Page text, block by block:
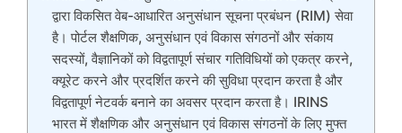
द्वारा विकसित वेब-आधारित अनुसंधान सूचना प्रबंधन (RIM) सेवा
है। पोर्टल शैक्षणिक, अनुसंधान एवं विकास संगठनों और संकाय
सदस्यों, वैज्ञानिकों को विद्वतापूर्ण संचार गतिविधियों को एकत्र करने,
क्यूरेट करने और प्रदर्शित करने की सुविधा प्रदान करता है और
विद्वतापूर्ण नेटवर्क बनाने का अवसर प्रदान करता है। IRINS
भारत में शैक्षणिक और अनुसंधान एवं विकास संगठनों के लिए मुफ्त